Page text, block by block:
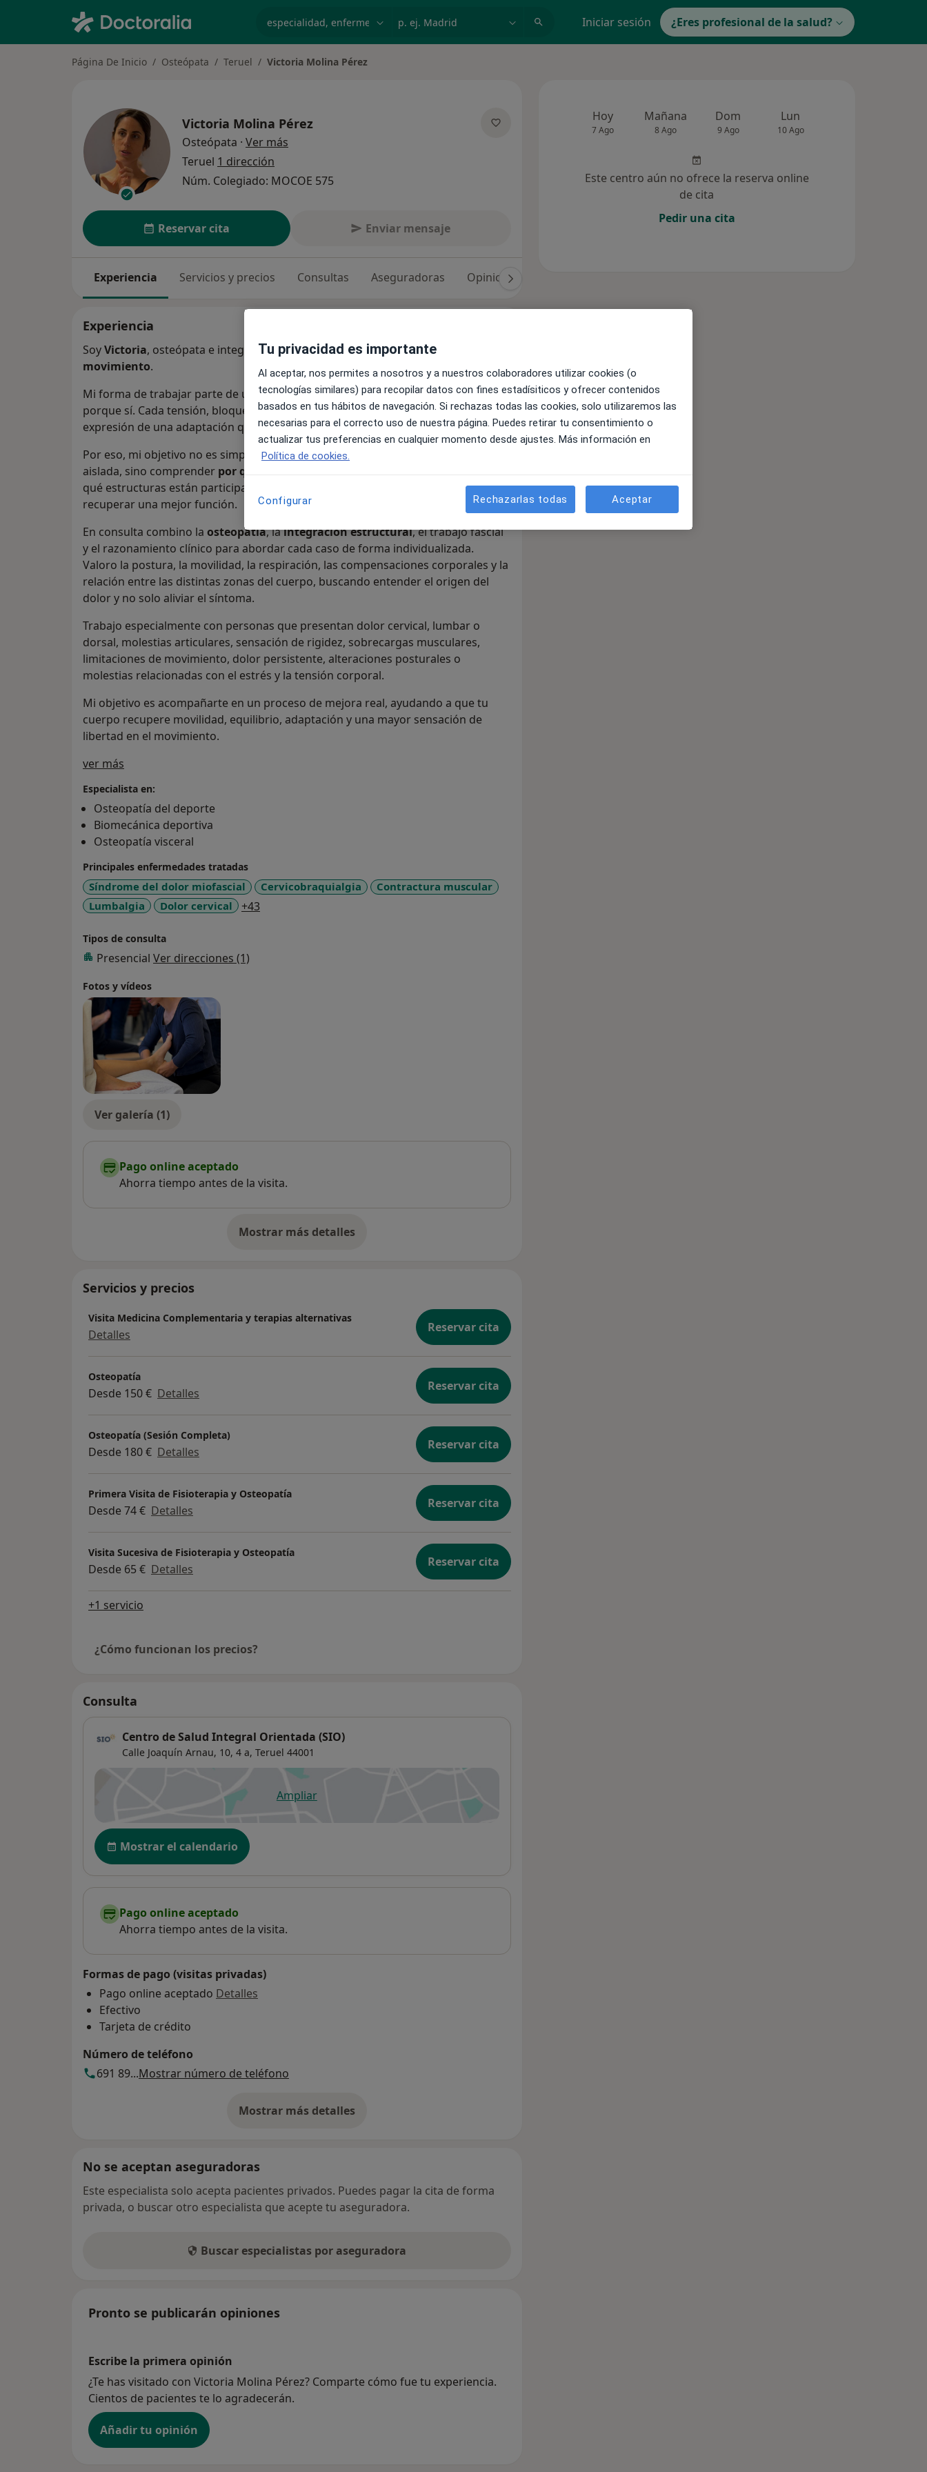
Iniciar sesión ¿Eres profesional de la salud?
Página De Inicio Osteópata Teruel Victoria Molina Pérez
Victoria Molina Pérez
Osteópata · Ver más
Teruel 1 dirección
Núm. Colegiado: MOCOE 575
Reservar cita Enviar mensaje
Experiencia Servicios y precios Consultas Aseguradoras Opiniones
Experiencia
SoyVictoria, osteópata e integradora estructural especializada enfascia, dolor y
movimiento.
Mi forma de trabajar parte de una idea fundamental: el cuerpo no se desajusta
porque sí. Cada tensión, bloqueo, dolor o limitación de movimiento suele ser la
expresión de una adaptación que el organismo ha desarrollado con el tiempo.
Por eso, mi objetivo no es simplemente “colocar huesos” o tratar una zona
aislada, sino comprender por qué tu cuerpo se ha organizado de esa manera
qué estructuras están participando en el problema y cómo podemos ayudarle a
recuperar una mejor función.
En consulta combino la osteopatía, laintegración estructural, el trabajo fascial
y el razonamiento clínico para abordar cada caso de forma individualizada.
Valoro la postura, la movilidad, la respiración, las compensaciones corporales y la
relación entre las distintas zonas del cuerpo, buscando entender el origen del
dolor y no solo aliviar el síntoma.
Trabajo especialmente con personas que presentan dolor cervical, lumbar o
dorsal, molestias articulares, sensación de rigidez, sobrecargas musculares,
limitaciones de movimiento, dolor persistente, alteraciones posturales o
molestias relacionadas con el estrés y la tensión corporal.
Mi objetivo es acompañarte en un proceso de mejora real, ayudando a que tu
cuerpo recupere movilidad, equilibrio, adaptación y una mayor sensación de
libertad en el movimiento.
ver más
Especialista en:
Osteopatía del deporte
Biomecánica deportiva
Osteopatía visceral
Principales enfermedades tratadas
Síndrome del dolor miofascial Cervicobraquialgia
Contractura muscular
Lumbalgia
Dolor cervical +43
Tipos de consulta
Presencial Ver direcciones (1)
Fotos y vídeos
Ver galería (1)
Pago online aceptado
Ahorra tiempo antes de la visita.
Mostrar más detalles
sobre la experiencia
Servicios y precios
Visita Medicina Complementaria y terapias alternativas
Detalles Reservar cita
Osteopatía
Desde 150 € Detalles Reservar cita
Osteopatía (Sesión Completa)
Desde 180 € Detalles Reservar cita
Primera Visita de Fisioterapia y Osteopatía
Desde 74 € Detalles Reservar cita
Visita Sucesiva de Fisioterapia y Osteopatía
Desde 65 € Detalles Reservar cita
+1 servicio
¿Cómo funcionan los precios?
Consulta
Centro de Salud Integral Orientada (SIO)
Calle Joaquín Arnau, 10, 4 a, Teruel 44001
Ampliarse abre en una nueva pestaña
Disponibilidad
Mostrar el calendario
Pago online aceptado
Ahorra tiempo antes de la visita.
Formas de pago (visitas privadas)
Pago online aceptado Detalles
Efectivo
Tarjeta de crédito
Número de teléfono
691 89...Mostrar número de teléfono
Mostrar más detalles
sobre la dirección
No se aceptan aseguradoras
Este especialista solo acepta pacientes privados. Puedes pagar la cita de forma
privada, o buscar otro especialista que acepte tu aseguradora.
Buscar especialistas por aseguradora
Pronto se publicarán opiniones
Escribe la primera opinión
¿Te has visitado con Victoria Molina Pérez? Comparte cómo fue tu experiencia.
Cientos de pacientes te lo agradecerán.
Añadir tu opinión
Hoy
7 Ago
Mañana
8 Ago
Dom
9 Ago
Lun
10 Ago
Este centro aún no ofrece la reserva online
de cita
Pedir una cita
Tu privacidad es importante
Al aceptar, nos permites a nosotros y a nuestros colaboradores utilizar cookies (o
tecnologías similares) para recopilar datos con fines estadísiticos y ofrecer contenidos
basados en tus hábitos de navegación. Si rechazas todas las cookies, solo utilizaremos las
necesarias para el correcto uso de nuestra página. Puedes retirar tu consentimiento o
actualizar tus preferencias en cualquier momento desde ajustes. Más información en
Política de cookies.
Configurar Rechazarlas todas Aceptar